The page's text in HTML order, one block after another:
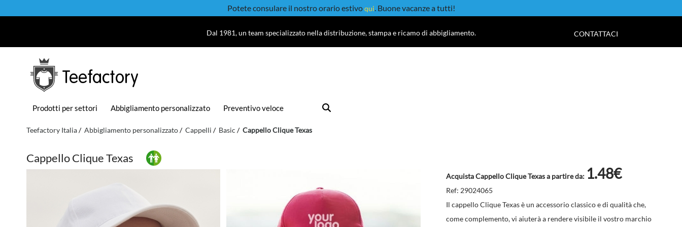
Potete consulare il nostro orario estivoqui. Buone vacanze a tutti!
Dal 1981, un team specializzato nella distribuzione, stampa e ricamo di abbigliamento. CONTATTACI
Teefactory
Prodotti per settori Abbigliamento personalizzato Preventivo veloce
Teefactory Italia Abbigliamento personalizzato Cappelli Basic Cappello Clique Texas
Cappello Clique Texas
Acquista Cappello Clique Texas a partire da: 1.48€
Ref: 29024065
Il cappello Clique Texas è un accessorio classico e di qualità che,
come complemento, vi aiuterà a rendere visibile il vostro marchio